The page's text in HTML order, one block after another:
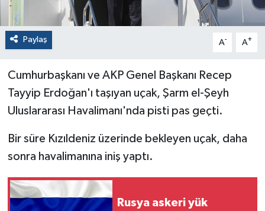
Paylaş A- A+
Cumhurbaşkanı ve AKP Genel Başkanı Recep
Tayyip Erdoğan'ı taşıyan uçak, Şarm el-Şeyh
Uluslararası Havalimanı'nda pisti pas geçti.
Bir süre Kızıldeniz üzerinde bekleyen uçak, daha
sonra havalimanına iniş yaptı.
Rusya askeri yük